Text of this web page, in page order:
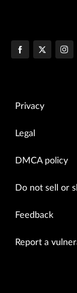
Privacy
Legal
DMCA policy
Do not sell or
Feedback
Report a